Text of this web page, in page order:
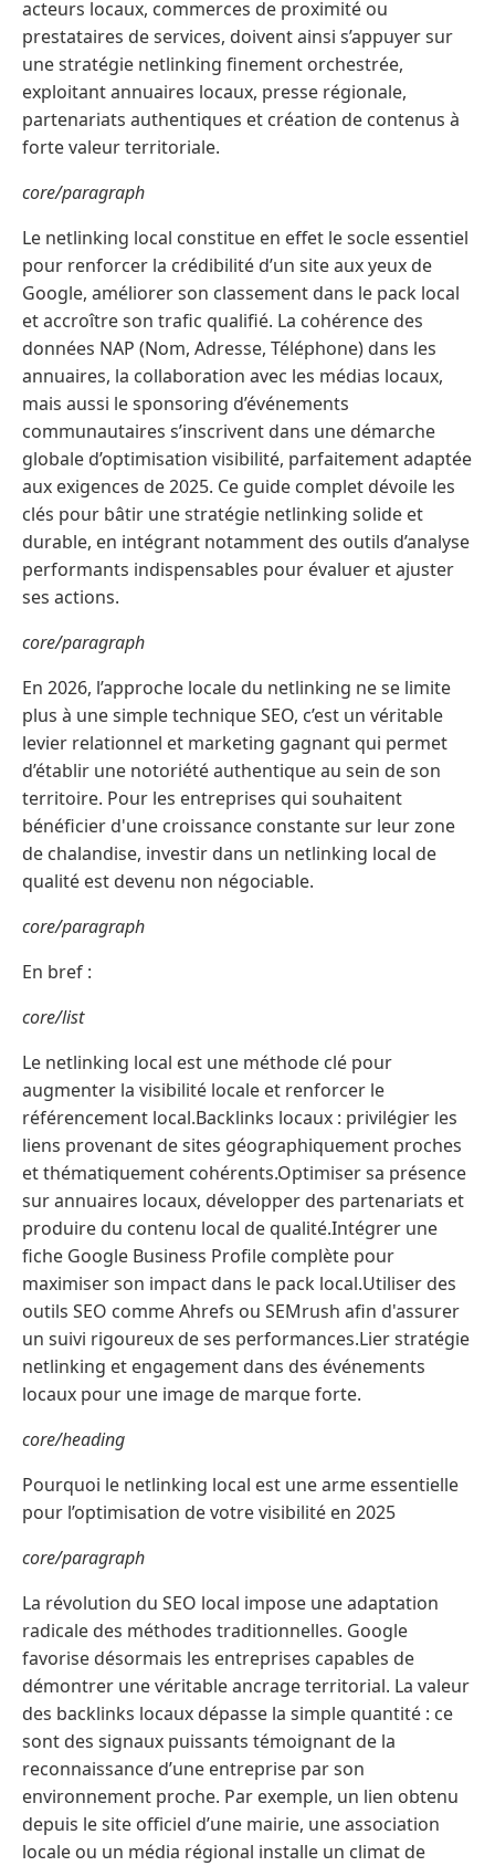
acteurs locaux, commerces de proximité ou
prestataires de services, doivent ainsi s’appuyer sur
une stratégie netlinking finement orchestrée,
exploitant annuaires locaux, presse régionale,
partenariats authentiques et création de contenus à
forte valeur territoriale.
core/paragraph
Le netlinking local constitue en effet le socle essentiel
pour renforcer la crédibilité d’un site aux yeux de
Google, améliorer son classement dans le pack local
et accroître son trafic qualifié. La cohérence des
données NAP (Nom, Adresse, Téléphone) dans les
annuaires, la collaboration avec les médias locaux,
mais aussi le sponsoring d’événements
communautaires s’inscrivent dans une démarche
globale d’optimisation visibilité, parfaitement adaptée
aux exigences de 2025. Ce guide complet dévoile les
clés pour bâtir une stratégie netlinking solide et
durable, en intégrant notamment des outils d’analyse
performants indispensables pour évaluer et ajuster
ses actions.
core/paragraph
En 2026, l’approche locale du netlinking ne se limite
plus à une simple technique SEO, c’est un véritable
levier relationnel et marketing gagnant qui permet
d’établir une notoriété authentique au sein de son
territoire. Pour les entreprises qui souhaitent
bénéficier d'une croissance constante sur leur zone
de chalandise, investir dans un netlinking local de
qualité est devenu non négociable.
core/paragraph
En bref :
core/list
Le netlinking local est une méthode clé pour
augmenter la visibilité locale et renforcer le
référencement local.Backlinks locaux : privilégier les
liens provenant de sites géographiquement proches
et thématiquement cohérents.Optimiser sa présence
sur annuaires locaux, développer des partenariats et
produire du contenu local de qualité.Intégrer une
fiche Google Business Profile complète pour
maximiser son impact dans le pack local.Utiliser des
outils SEO comme Ahrefs ou SEMrush afin d'assurer
un suivi rigoureux de ses performances.Lier stratégie
netlinking et engagement dans des événements
locaux pour une image de marque forte.
core/heading
Pourquoi le netlinking local est une arme essentielle
pour l’optimisation de votre visibilité en 2025
core/paragraph
La révolution du SEO local impose une adaptation
radicale des méthodes traditionnelles. Google
favorise désormais les entreprises capables de
démontrer une véritable ancrage territorial. La valeur
des backlinks locaux dépasse la simple quantité : ce
sont des signaux puissants témoignant de la
reconnaissance d’une entreprise par son
environnement proche. Par exemple, un lien obtenu
depuis le site officiel d’une mairie, une association
locale ou un média régional installe un climat de